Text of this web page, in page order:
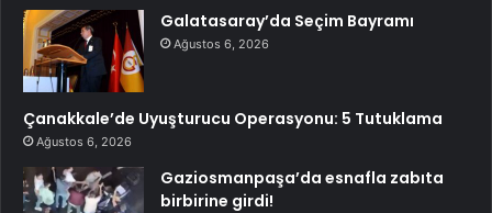
Galatasaray’da Seçim Bayramı
Ağustos 6, 2026
Çanakkale’de Uyuşturucu Operasyonu: 5 Tutuklama
Ağustos 6, 2026
Gaziosmanpaşa’da esnafla zabıta
birbirine girdi!